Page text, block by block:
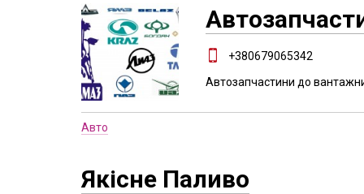
+380679065342
Автозапчастини до
Авто
Якісне Паливо